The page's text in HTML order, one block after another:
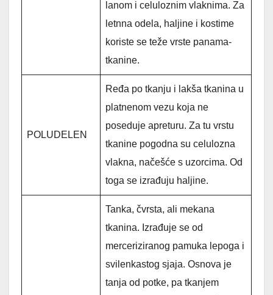
lanom i celuloznim vlaknima. Za
letnna odela, haljine i kostime
koriste se teže vrste panama-
tkanine.
POLUDELEN
Ređa po tkanju i lakša tkanina u
platnenom vezu koja ne
poseduje apreturu. Za tu vrstu
tkanine pogodna su celulozna
vlakna, načešće s uzorcima. Od
toga se izrađuju haljine.
Tanka, čvrsta, ali mekana
tkanina. Izrađuje se od
merceriziranog pamuka lepoga i
svilenkastog sjaja. Osnova je
tanja od potke, pa tkanjem